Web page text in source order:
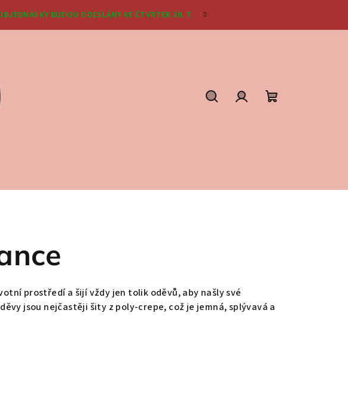
BUDOU ODESLÁNY VE ČTVRTEK 30. 7.
prostředí a šijí vždy jen tolik oděvů, aby našly své
jsou nejčastěji šity z poly-crepe, což je jemná, splývavá a